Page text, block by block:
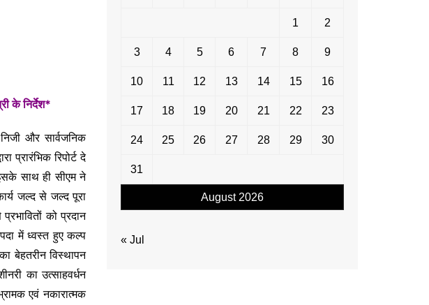
के निर्देश*
और सार्वजनिक
रिपोर्ट दे
साथ ही सीएम ने
जल्द से जल्द पूरा
को प्रदान
में ध्वस्त हुए कल्प
बेहतरीन विस्थापन
का उत्साहवर्धन
एवं नकारात्मक
August 2026
1 2
3 4 5 6 7 8 9
10 11 12 13 14 15 16
17 18 19 20 21 22 23
24 25 26 27 28 29 30
31
« Jul